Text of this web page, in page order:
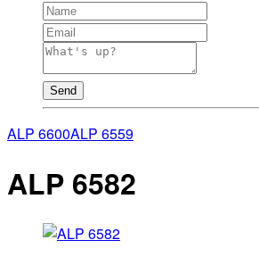
Send
ALP 6600ALP 6559
ALP 6582